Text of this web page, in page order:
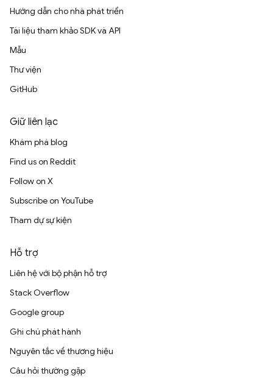
Hướng dẫn cho nhà phát triển
Tài liệu tham khảo SDK và API
Mẫu
Thư viện
GitHub
Giữ liên lạc
Khám phá blog
Find us on Reddit
Follow on X
Subscribe on YouTube
Tham dự sự kiện
Hỗ trợ
Liên hệ với bộ phận hỗ trợ
Stack Overflow
Google group
Ghi chú phát hành
Nguyên tắc về thương hiệu
Câu hỏi thường gặp